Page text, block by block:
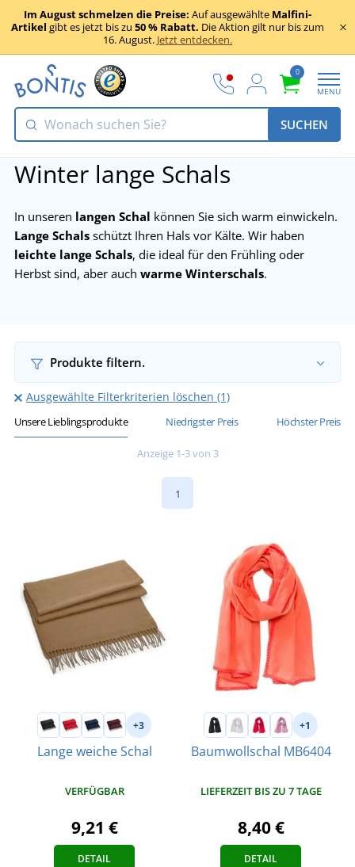
Im August schmelzen die Preise: Auf ausgewählte Malfini-
Artikel gibt es jetzt bis zu 50 % Rabatt. Die Aktion gilt nur bis zum
16. August. Jetzt entdecken.
0
MENU
SUCHEN
Winter lange Schals
In unseren langen Schal können Sie sich warm einwickeln.
Lange Schals schützt Ihren Hals vor Kälte. Wir haben
leichte lange Schals, die ideal für den Frühling oder
Herbst sind, aber auch warme Winterschals.
Produkte filtern.
Ausgewählte Filterkriterien löschen (1)
Unsere Lieblingsprodukte Niedrigster Preis Höchster Preis
Anzeige 1-3 von 3
1
+3
Lange weiche Schal
VERFÜGBAR
9,21 €
DETAIL
+1
Baumwollschal MB6404
LIEFERZEIT BIS ZU 7 TAGE
8,40 €
DETAIL